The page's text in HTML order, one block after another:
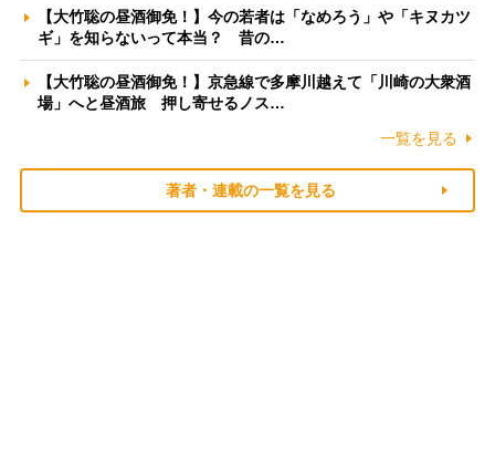
【大竹聡の昼酒御免！】今の若者は「なめろう」や「キヌカツ
ギ」を知らないって本当？ 昔の…
【大竹聡の昼酒御免！】京急線で多摩川越えて「川崎の大衆酒
場」へと昼酒旅 押し寄せるノス…
一覧を見る
著者・連載の一覧を見る